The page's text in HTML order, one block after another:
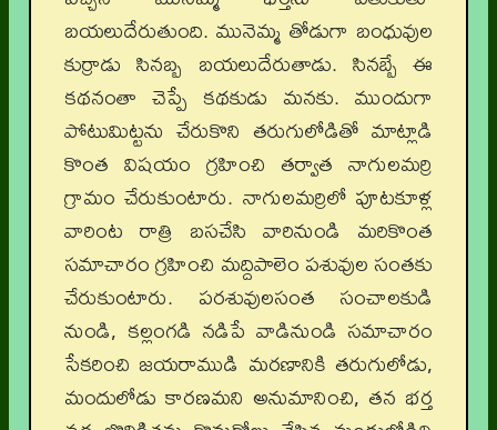
బయలుదేరుతుంది. మునెమ్మ తోడుగా బంధువుల
కుర్రాడు సినబ్బ బయలుదేరుతాడు. సినబ్బే ఈ
కథనంతా చెప్పే కథకుడు మనకు. ముందుగా
పోటుమిట్టను చేరుకొని తరుగులోడితో మాట్లాడి
కొంత విషయం గ్రహించి తర్వాత నాగులమర్రి
గ్రామం చేరుకుంటారు. నాగులమర్రిలో పూటకూళ్ల
వారింట రాత్రి బసచేసి వారినుండి మరికొంత
సమాచారం గ్రహించి మద్దిపాలెం పశువుల సంతకు
చేరుకుంటారు. పరశువులసంత సంచాలకుడి
నుండి, కల్లంగడి నడిపే వాడినుండి సమాచారం
సేకరించి జయరాముడి మరణానికి తరుగులోడు,
మందులోడు కారణమని అనుమానించి, తన భర్త